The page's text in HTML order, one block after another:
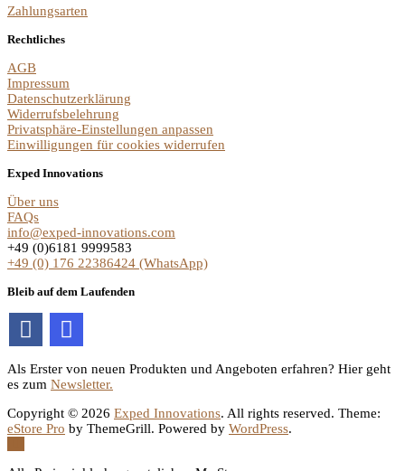
Zahlungsarten
Rechtliches
AGB
Impressum
Datenschutzerklärung
Widerrufsbelehrung
Privatsphäre-Einstellungen anpassen
Einwilligungen für cookies widerrufen
Exped Innovations
Über uns
FAQs
info@exped-innovations.com
+49 (0)6181 9999583
+49 (0) 176 22386424 (WhatsApp)
Bleib auf dem Laufenden
Als Erster von neuen Produkten und Angeboten erfahren? Hier geht
es zum Newsletter.
Copyright © 2026 Exped Innovations. All rights reserved. Theme:
eStore Pro by ThemeGrill. Powered by WordPress.